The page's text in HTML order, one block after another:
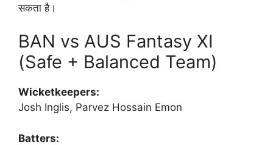
सकता है।
BAN vs AUS Fantasy XI
(Safe + Balanced Team)
Wicketkeepers:
Josh Inglis, Parvez Hossain Emon
Batters: